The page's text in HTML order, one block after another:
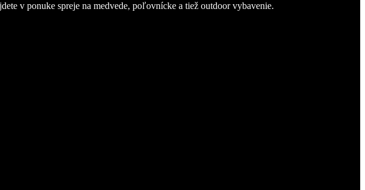
v ponuke spreje na medvede, poľovnícke a tiež outdoor vybavenie.